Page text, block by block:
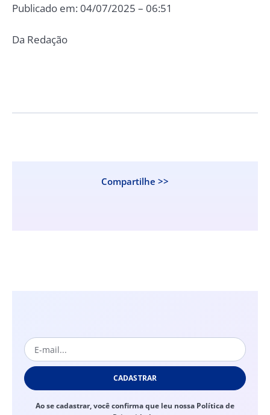
Publicado em: 04/07/2025 – 06:51
Da Redação
Compartilhe >>
CADASTRAR
Ao se cadastrar, você confirma que leu nossa Política de